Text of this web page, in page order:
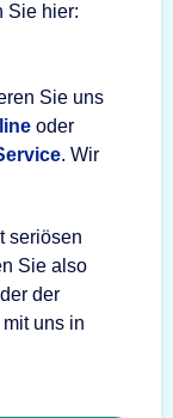
Sie hier:
Sie uns
oder
. Wir
seriösen
Sie also
der
uns in